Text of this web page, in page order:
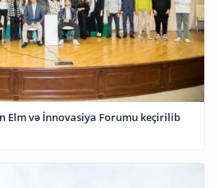
Elm və İnnovasiya Forumu keçirilib